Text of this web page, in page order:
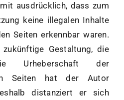
ausdrücklich, dass zum
keine illegalen Inhalte
Seiten erkennbar waren.
Gestaltung, die
Urheberschaft der
Seiten hat der Autor
distanziert er sich